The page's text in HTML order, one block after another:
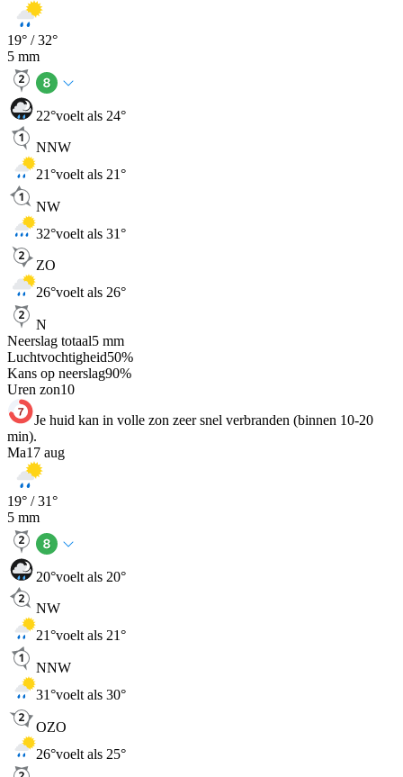
19° /32°
5 mm
22°voelt als 24°
NNW
21°voelt als 21°
NW
32°voelt als 31°
ZO
26°voelt als 26°
N
Neerslag totaal5 mm
Luchtvochtigheid50%
Kans op neerslag90%
Uren zon10
Je huid kan in volle zon zeer snel verbranden (binnen 10-20
min).
Ma17 aug
19° /31°
5 mm
20°voelt als 20°
NW
21°voelt als 21°
NNW
31°voelt als 30°
OZO
26°voelt als 25°